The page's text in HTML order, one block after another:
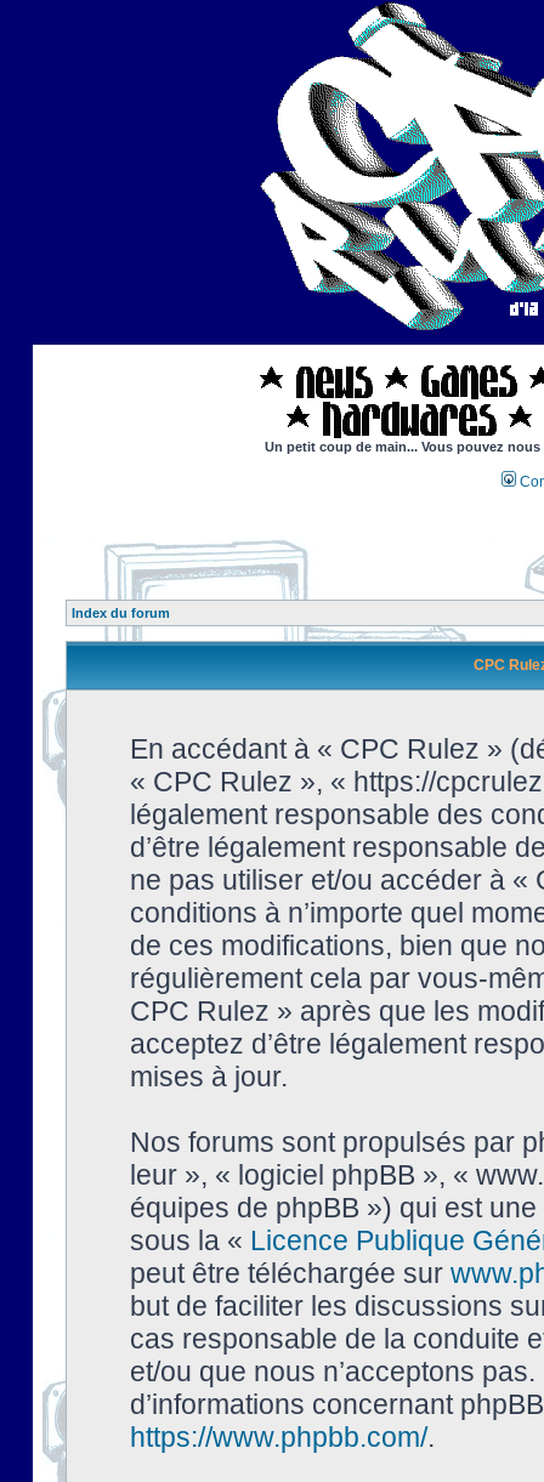
Un petit coup de main... Vous pouvez
Index du forum
CPC
En accédant à « CPC Rulez »
« CPC Rulez », « https://
légalement responsable des
d’être légalement responsable
ne pas utiliser et/ou accéder à
conditions à n’importe quel
de ces modifications, bien que
régulièrement cela par vous-
CPC Rulez » après que les
acceptez d’être légalement
mises à jour.
Nos forums sont propulsés par
leur », « logiciel phpBB », «
équipes de phpBB ») qui est
sous la « Licence Publique
peut être téléchargée sur
but de faciliter les discussions
cas responsable de la conduite
et/ou que nous n’acceptons
d’informations concernant
https://www.phpbb.com/.